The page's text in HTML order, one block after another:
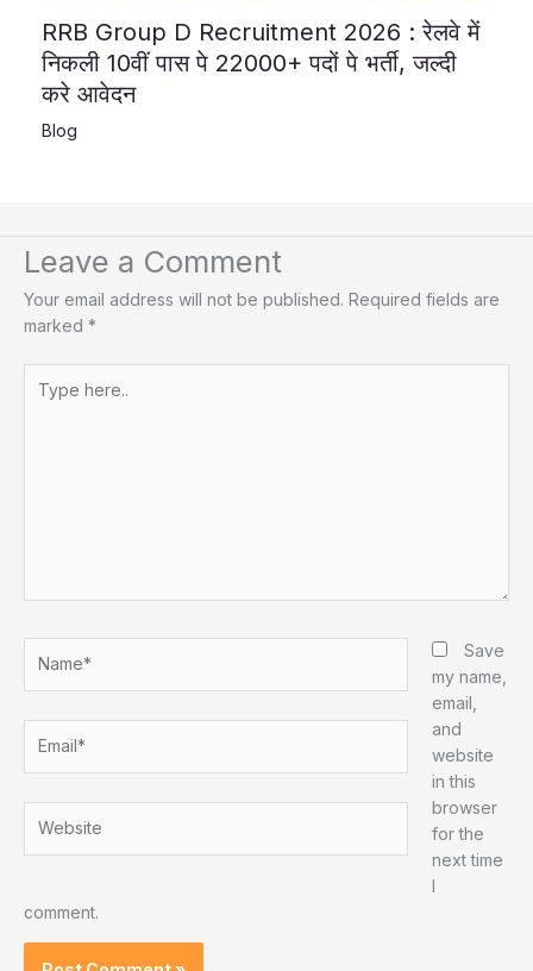
RRB Group D Recruitment 2026 : रेलवे में
निकली 10वीं पास पे 22000+ पदों पे भर्ती, जल्दी
करे आवेदन
Blog
Leave a Comment
Your email address will not be published. Required fields are
marked *
here..
Save
my name,
email,
and
website
in this
browser
for the
next time
I
comment.